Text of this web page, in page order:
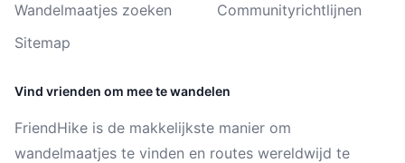
Wandelmaatjes zoeken
Sitemap
Communityrichtlijnen
Vind vrienden om mee te wandelen
FriendHike is de makkelijkste manier om
wandelmaatjes te vinden en routes wereldwijd te